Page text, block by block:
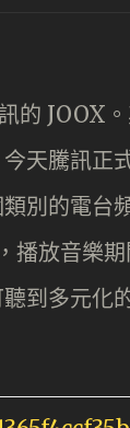
JOOX
天騰訊正
別的電台
播放音樂
到多元化